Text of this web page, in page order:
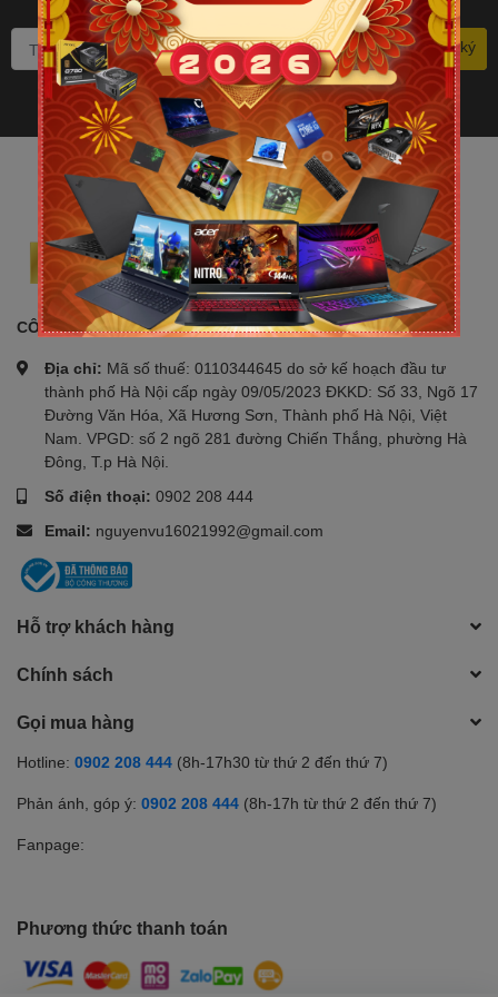
đặc biệt? Đăng ký ngay.
Đăng ký
CÔNG TY TNHH PHÁT TRIỂN CÔNG NGHỆ TIN HỌC BLC
Địa chỉ: Mã số thuế: 0110344645 do sở kế hoạch đầu tư
thành phố Hà Nội cấp ngày 09/05/2023 ĐKKD: Số 33, Ngõ 17
Đường Văn Hóa, Xã Hương Sơn, Thành phố Hà Nội, Việt
Nam. VPGD: số 2 ngõ 281 đường Chiến Thắng, phường Hà
Đông, T.p Hà Nội.
Số điện thoại: 0902 208 444
Email: nguyenvu16021992@gmail.com
Hỗ trợ khách hàng
Chính sách
Gọi mua hàng
Hotline: 0902 208 444 (8h-17h30 từ thứ 2 đến thứ 7)
Phản ánh, góp ý: 0902 208 444 (8h-17h từ thứ 2 đến thứ 7)
Fanpage:
Phương thức thanh toán